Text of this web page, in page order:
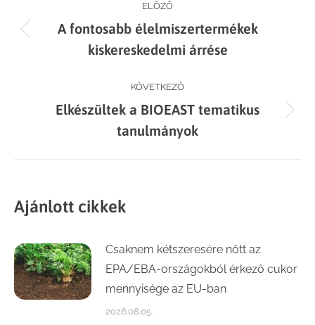
navigation
ELŐZŐ
Previous
post:
A fontosabb élelmiszertermékek
kiskereskedelmi árrése
KÖVETKEZŐ
Next
post:
Elkészültek a BIOEAST tematikus
tanulmányok
Ajánlott cikkek
Csaknem kétszeresére nőtt az
EPA/EBA-országokból érkező cukor
mennyisége az EU-ban
2026.08.05.